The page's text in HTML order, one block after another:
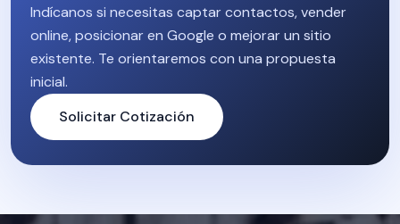
Indícanos si necesitas captar contactos, vender
online, posicionar en Google o mejorar un sitio
existente. Te orientaremos con una propuesta
inicial.
Solicitar Cotización